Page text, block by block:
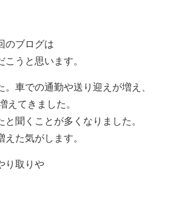
のブログは
うと思います。
車での通勤や送り迎えが増え、
えてきました。
聞くことが多くなりました。
た気がします。
り取りや